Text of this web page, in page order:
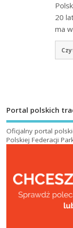
20
ma
Portal polskich
Oficjalny portal
Polskiej Federacji